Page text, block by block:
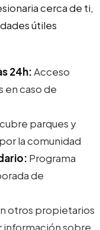
cerca de ti,
útiles
24h:Acceso
en caso de
parques y
la comunidad
Programa
de
otros propietarios
información sobre